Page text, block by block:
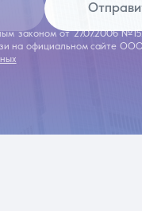
законом от 27.07.2006
на официальном сайте